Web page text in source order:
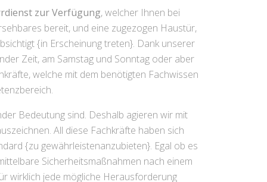
zur Verfügung, welcher Ihnen bei
bereit, und eine zugezogen Haustür,
{in Erscheinung treten}. Dank unserer
Zeit, am Samstag und Sonntag oder aber
welche mit dem benötigten Fachwissen
Bedeutung sind. Deshalb agieren wir mit
All diese Fachkräfte haben sich
{zu gewährleistenanzubieten}. Egal ob es
Sicherheitsmaßnahmen nach einem
wirklich jede mögliche Herausforderung